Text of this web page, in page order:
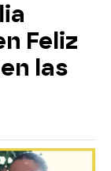
Feliz
las